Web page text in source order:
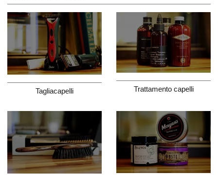
Tagliacapelli Trattamento capelli